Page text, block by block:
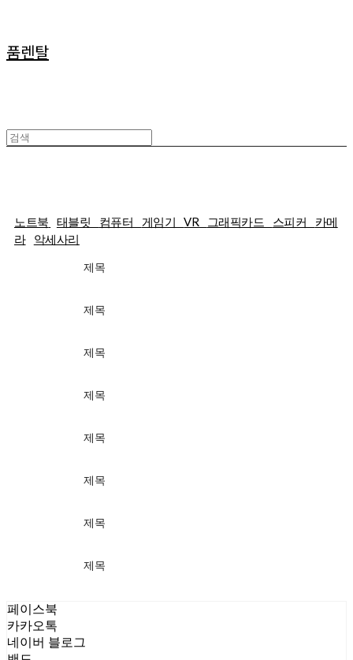
품렌탈
노트북 태블릿 컴퓨터 게임기VR 그래픽카드 스피커 카메
라
악세사리
제목
제목
제목
제목
제목
제목
제목
제목
페이스북
카카오톡
네이버 블로그